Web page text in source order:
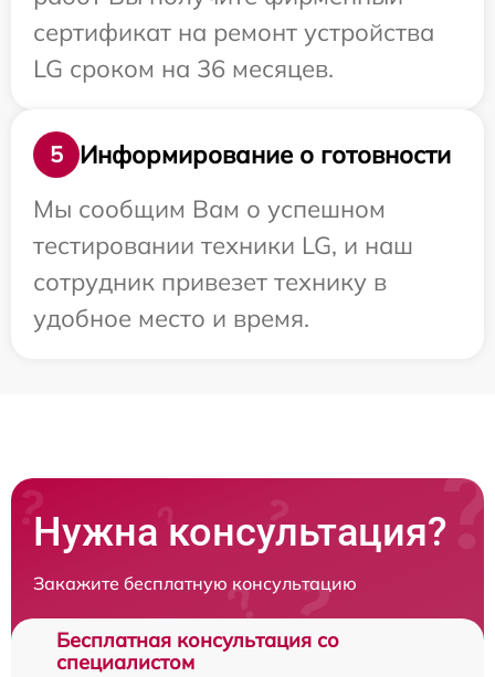
сертификат на ремонт устройства
LG сроком на 36 месяцев.
5
Информирование о готовности
Мы сообщим Вам о успешном
тестировании техники LG, и наш
сотрудник привезет технику в
удобное место и время.
Нужна консультация?
Закажите бесплатную консультацию
Бесплатная консультация со
специалистом